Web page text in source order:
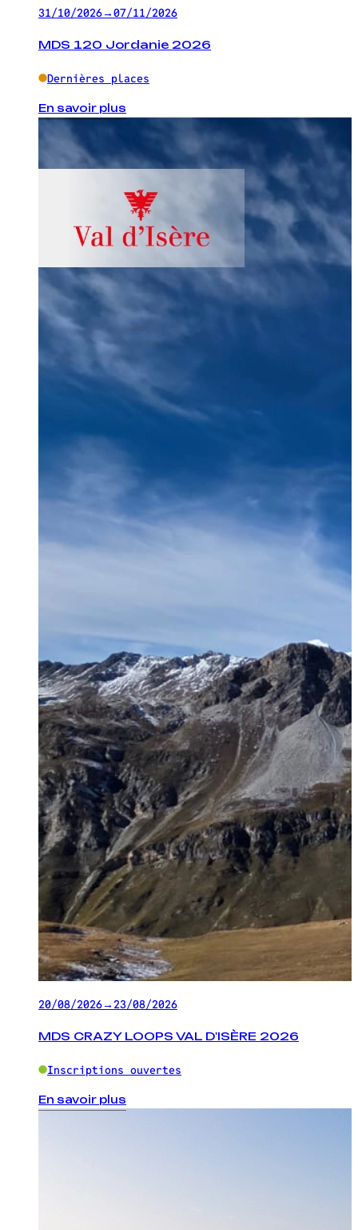
31/10/2026→07/11/2026
MDS 120 Jordanie 2026
Dernières places
En savoir plus
20/08/2026→23/08/2026
MDS CRAZY LOOPS VAL D'ISÈRE 2026
Inscriptions ouvertes
En savoir plus